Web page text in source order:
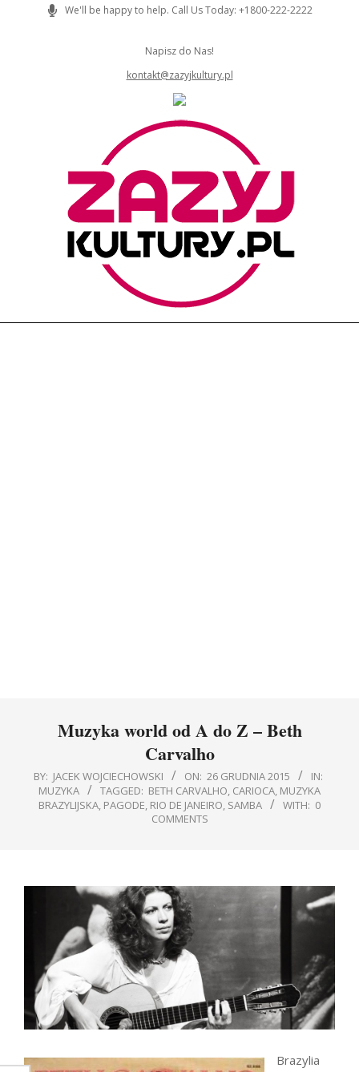
We'll be happy to help. Call Us Today: +1800-222-2222
Napisz do Nas!
kontakt@zazyjkultury.pl
ZAZYJKULTURY
Muzyka world od A do Z – Beth
Carvalho
BY: JACEK WOJCIECHOWSKI ON: 26 GRUDNIA 2015
IN:
MUZYKA
TAGGED: BETH CARVALHO, CARIOCA, MUZYKA
BRAZYLIJSKA, PAGODE, RIO DE JANEIRO, SAMBA WITH: 0
COMMENTS
Brazylia